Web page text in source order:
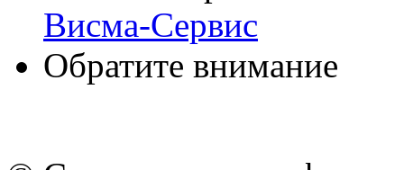
Висма-Сервис
Обратите внимание